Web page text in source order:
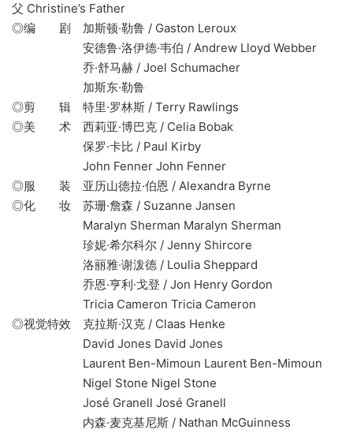
父 Christine’s Father
◎编 剧 加斯顿·勒鲁 / Gaston Leroux
安德鲁·洛伊德·韦伯 / Andrew Lloyd Webber
乔·舒马赫 / Joel Schumacher
加斯东·勒鲁
◎剪 辑 特里·罗林斯 / Terry Rawlings
◎美 术 西莉亚·博巴克 / Celia Bobak
保罗·卡比 / Paul Kirby
John Fenner John Fenner
◎服 装 亚历山德拉·伯恩 / Alexandra Byrne
◎化 妆 苏珊·詹森 / Suzanne Jansen
Maralyn Sherman Maralyn Sherman
珍妮·希尔科尔 / Jenny Shircore
洛丽雅·谢泼德 / Loulia Sheppard
乔恩·亨利·戈登 / Jon Henry Gordon
Tricia Cameron Tricia Cameron
◎视觉特效 克拉斯·汉克 / Claas Henke
David Jones David Jones
Laurent Ben-Mimoun Laurent Ben-Mimoun
Nigel Stone Nigel Stone
José Granell José Granell
内森·麦克基尼斯 / Nathan McGuinness